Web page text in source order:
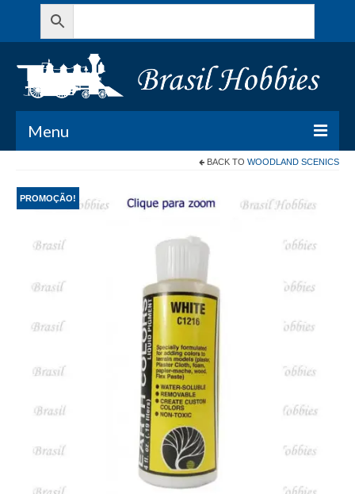
Menu
Meu Carrinho
Minha conta
BACK TO WOODLAND SCENICS
PROMOÇÃO!